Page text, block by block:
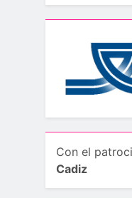
Con el
Cadiz